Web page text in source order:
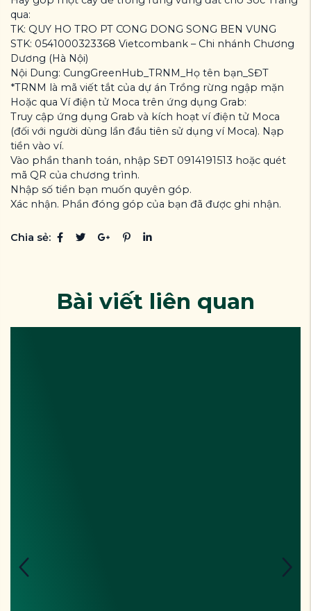
qua:
TK: QUY HO TRO PT CONG DONG SONG BEN VUNG
STK: 0541000323368 Vietcombank – Chi nhánh Chương
Dương (Hà Nội)
Nội Dung: CungGreenHub_TRNM_Họ tên bạn_SĐT
*TRNM là mã viết tắt của dự án Trồng rừng ngập mặn
Hoặc qua Ví điện tử Moca trên ứng dụng Grab:
Truy cập ứng dụng Grab và kích hoạt ví điện tử Moca
(đối với người dùng lần đầu tiên sử dụng ví Moca). Nạp
tiền vào ví.
Vào phần thanh toán, nhập SĐT 0914191513 hoặc quét
mã QR của chương trình.
Nhập số tiền bạn muốn quyên góp.
Xác nhận. Phần đóng góp của bạn đã được ghi nhận.
Chia sẻ:
Bài viết liên quan